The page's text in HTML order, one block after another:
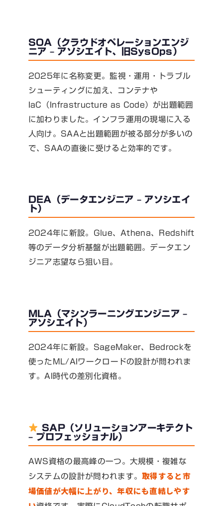
SOA（クラウドオペレーションエンジ
ニア – アソシエイト、旧SysOps）
2025年に名称変更。監視・運用・トラブル
シューティングに加え、コンテナや
IaC（Infrastructure as Code）が出題範囲
に加わりました。インフラ運用の現場に入る
人向け。SAAと出題範囲が被る部分が多いの
で、SAAの直後に受けると効率的です。
DEA（データエンジニア – アソシエイ
ト）
2024年に新設。Glue、Athena、Redshift
等のデータ分析基盤が出題範囲。データエン
ジニア志望なら狙い目。
MLA（マシンラーニングエンジニア –
アソシエイト）
2024年に新設。SageMaker、Bedrockを
使ったML/AIワークロードの設計が問われま
す。AI時代の差別化資格。
SAP（ソリューションアーキテクト
– プロフェッショナル）
AWS資格の最高峰の一つ。大規模・複雑な
システムの設計が問われます。取得すると市
場価値が大幅に上がり、年収にも直結しやす